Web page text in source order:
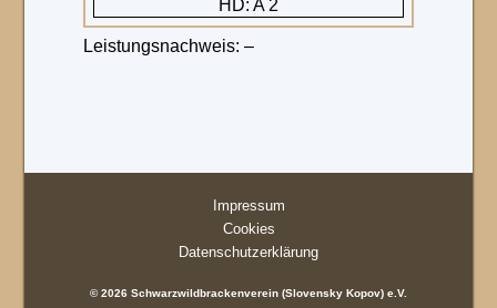
HD: A 2
Leistungsnachweis: –
Impressum
Cookies
Datenschutzerklärung
© 2026 Schwarzwildbrackenverein (Slovensky Kopov) e.V.